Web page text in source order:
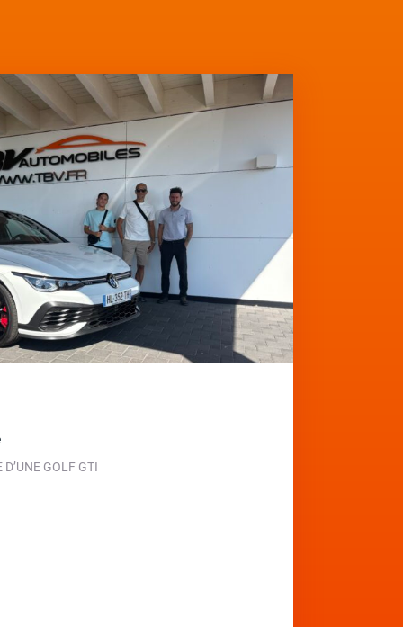
GOLF GTI